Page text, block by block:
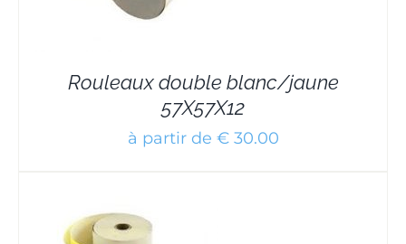
Rouleaux double blanc/jaune
57X57X12
à partir de € 30.00